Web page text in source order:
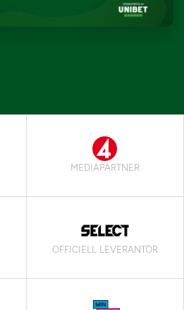
MEDIAPARTNER
OFFICIELL LEVERANTÖR